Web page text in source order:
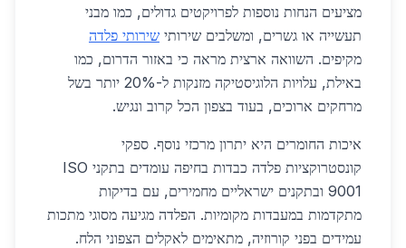
מציעים הנחות נוספות לפרויקטים גדולים, כמו מבני
תעשייה או גשרים, ומשלבים שירותי שירותי פלדה
מקיפים. השוואה ארצית מראה כי באזור הדרום, כמו
באילת, עלויות הלוגיסטיקה מזנקות ל-20% יותר בשל
מרחקים ארוכים, בעוד בצפון הכל קרוב ונגיש.
איכות החומרים היא יתרון מרכזי נוסף. ספקי
קונסטרוקציות פלדה כבדות בחיפה עומדים בתקני ISO
9001 ובתקנים ישראליים מחמירים, עם בדיקות
מתקדמות במעבדות מקומיות. הפלדה מגיעה מסוגי מתכות
עמידים בפני קורוזיה, מתאימים לאקלים הצפוני הלח.